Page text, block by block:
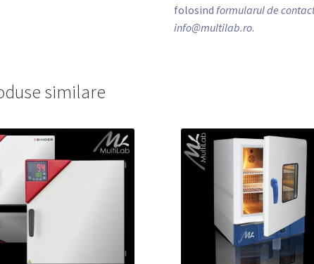
folosind formularul de
info@multilab.ro.
similare